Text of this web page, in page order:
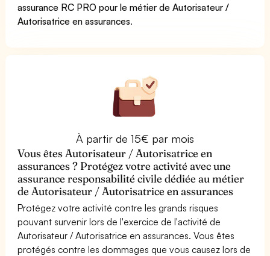
assurance RC PRO pour le métier de Autorisateur /
Autorisatrice en assurances.
À partir de 15€ par mois
Vous êtes Autorisateur / Autorisatrice en
assurances ? Protégez votre activité avec une
assurance responsabilité civile dédiée au métier
de Autorisateur / Autorisatrice en assurances
Protégez votre activité contre les grands risques
pouvant survenir lors de l'exercice de l'activité de
Autorisateur / Autorisatrice en assurances. Vous êtes
protégés contre les dommages que vous causez lors de